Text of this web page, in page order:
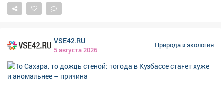
VSE42.RU
5 августа 2026
Природа и экология